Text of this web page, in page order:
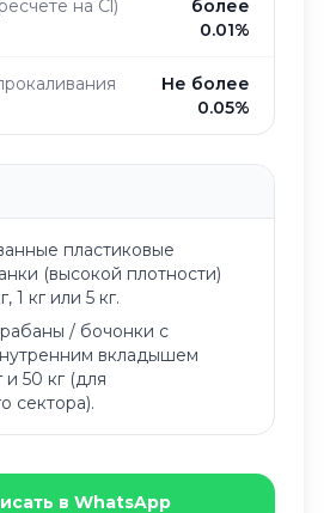
на Cl)
более
0.01%
Не более
0.05%
пластиковые
(высокой плотности)
1 кг или 5 кг.
/ бочонки с
вкладышем
и 50 кг (для
сектора).
в WhatsApp